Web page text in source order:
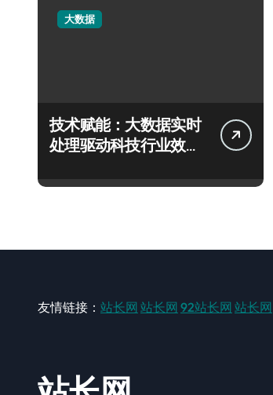
大数据
技术赋能：大数据实时
处理驱动科技行业效能
友情链接： 站长网 站长网 92站长网 站长网